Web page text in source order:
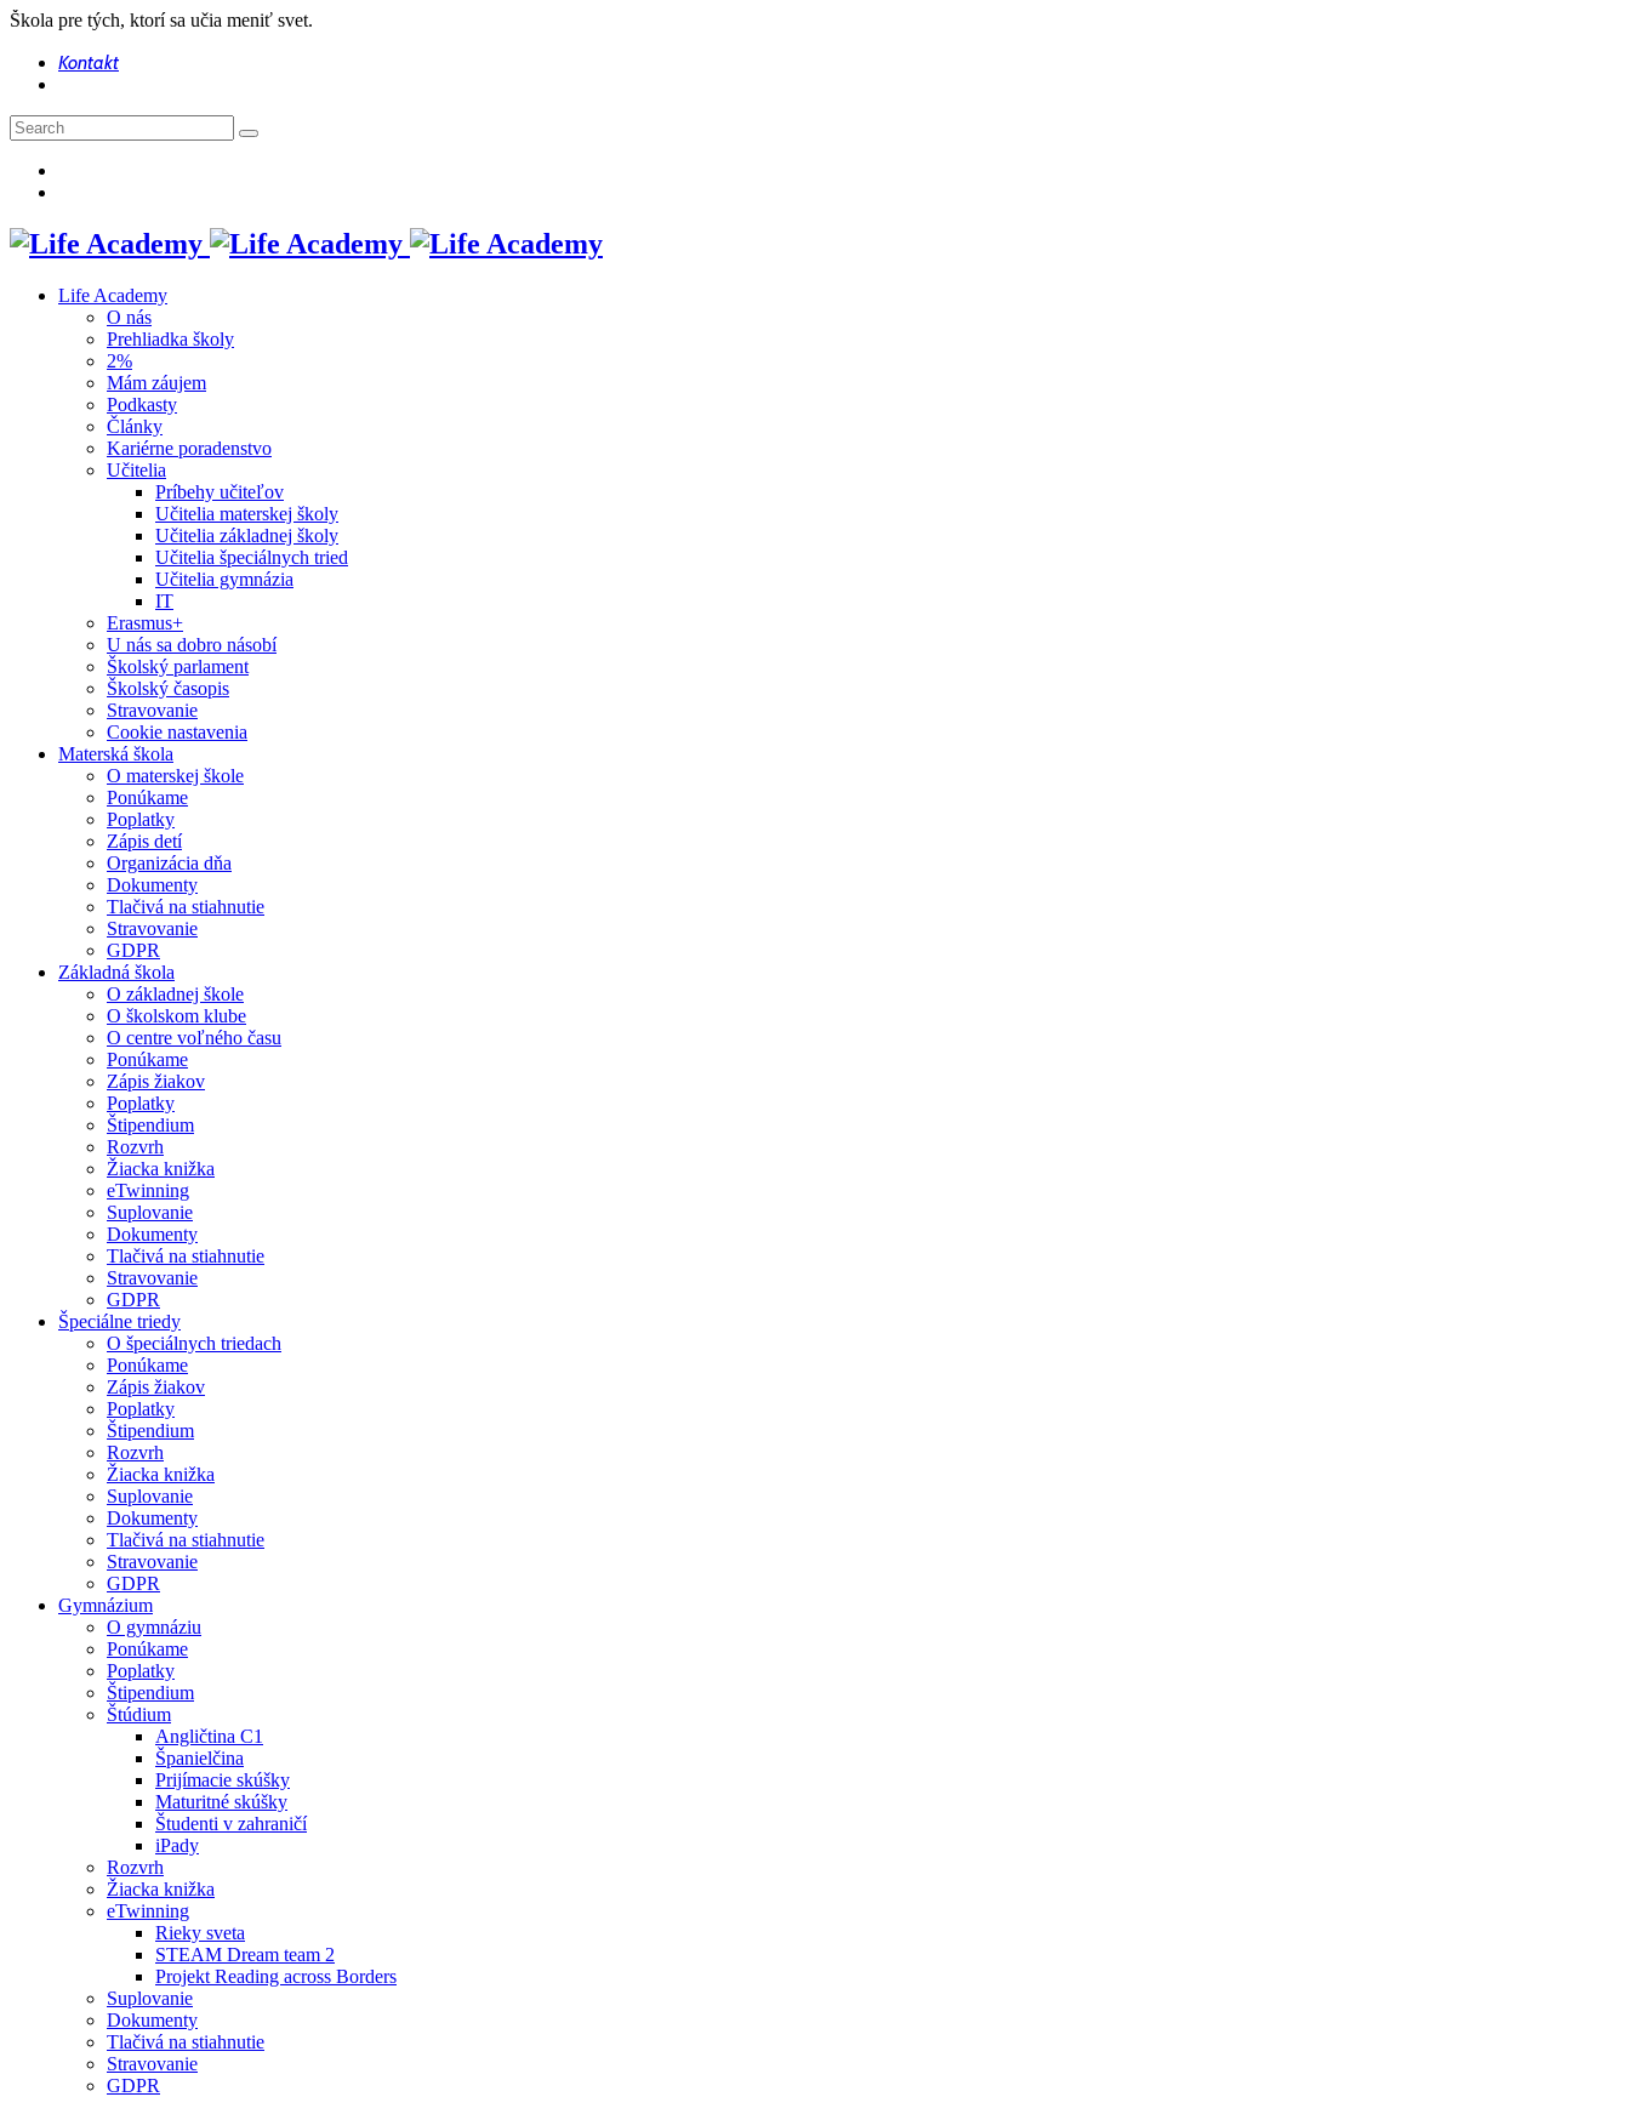
Škola pre tých, ktorí sa učia meniť svet.
Kontakt
Life Academy
O nás
Prehliadka školy
2%
Mám záujem
Podkasty
Články
Kariérne poradenstvo
Učitelia
Príbehy učiteľov
Učitelia materskej školy
Učitelia základnej školy
Učitelia špeciálnych tried
Učitelia gymnázia
IT
Erasmus+
U nás sa dobro násobí
Školský parlament
Školský časopis
Stravovanie
Cookie nastavenia
Materská škola
O materskej škole
Ponúkame
Poplatky
Zápis detí
Organizácia dňa
Dokumenty
Tlačivá na stiahnutie
Stravovanie
GDPR
Základná škola
O základnej škole
O školskom klube
O centre voľného času
Ponúkame
Zápis žiakov
Poplatky
Štipendium
Rozvrh
Žiacka knižka
eTwinning
Suplovanie
Dokumenty
Tlačivá na stiahnutie
Stravovanie
GDPR
Špeciálne triedy
O špeciálnych triedach
Ponúkame
Zápis žiakov
Poplatky
Štipendium
Rozvrh
Žiacka knižka
Suplovanie
Dokumenty
Tlačivá na stiahnutie
Stravovanie
GDPR
Gymnázium
O gymnáziu
Ponúkame
Poplatky
Štipendium
Štúdium
Angličtina C1
Španielčina
Prijímacie skúšky
Maturitné skúšky
Študenti v zahraničí
iPady
Rozvrh
Žiacka knižka
eTwinning
Rieky sveta
STEAM Dream team 2
Projekt Reading across Borders
Suplovanie
Dokumenty
Tlačivá na stiahnutie
Stravovanie
GDPR